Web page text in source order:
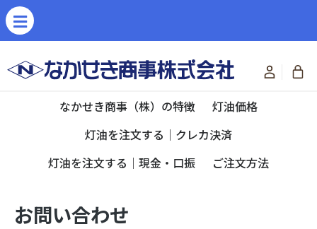
なかせき商事（株）の特徴
灯油価格
灯油を注文する｜クレカ決済
灯油を注文する｜現金・口振
ご注文方法
お問い合わせ